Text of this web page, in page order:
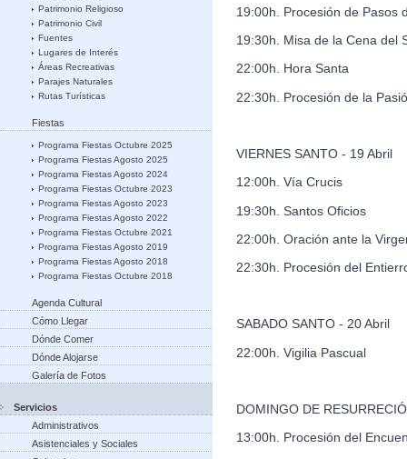
Patrimonio Religioso
Patrimonio Civil
Fuentes
Lugares de Interés
Áreas Recreativas
Parajes Naturales
Rutas Turísticas
Fiestas
Programa Fiestas Octubre 2025
Programa Fiestas Agosto 2025
Programa Fiestas Agosto 2024
Programa Fiestas Octubre 2023
Programa Fiestas Agosto 2023
Programa Fiestas Agosto 2022
Programa Fiestas Octubre 2021
Programa Fiestas Agosto 2019
Programa Fiestas Agosto 2018
Programa Fiestas Octubre 2018
Agenda Cultural
Cómo Llegar
Dónde Comer
Dónde Alojarse
Galería de Fotos
Servicios
Administrativos
Asistenciales y Sociales
19:00h. Procesión de Pasos
19:30h. Misa de la Cena del
22:00h. Hora Santa
22:30h. Procesión de la
VIERNES SANTO - 19 Abril
12:00h. Vía Crucis
19:30h. Santos Oficios
22:00h. Oración ante la
22:30h. Procesión del
SABADO SANTO - 20 Abril
22:00h. Vigilia Pascual
DOMINGO DE
13:00h. Procesión del